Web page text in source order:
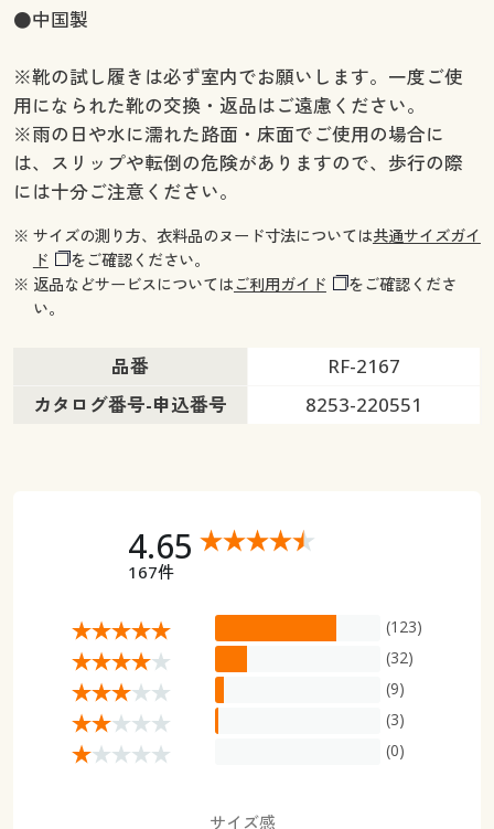
●中国製
※靴の試し履きは必ず室内でお願いします。一度ご使
用になられた靴の交換・返品はご遠慮ください。
※雨の日や水に濡れた路面・床面でご使用の場合に
は、スリップや転倒の危険がありますので、歩行の際
には十分ご注意ください。
※ サイズの測り方、衣料品のヌード寸法については共通サイズガイ
ド
をご確認ください。
※ 返品などサービスについてはご利用ガイド
をご確認くださ
い。
品番
RF-2167
カタログ番号-申込番号
8253-220551
4.65
167件
(123)
(32)
(9)
(3)
(0)
サイズ感